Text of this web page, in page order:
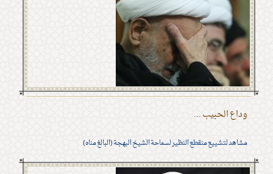
وداع الحبيب ...
مشاهد لتشييع منقطع النظير لسماحة الشيخ البهجة (البالغ مناه)